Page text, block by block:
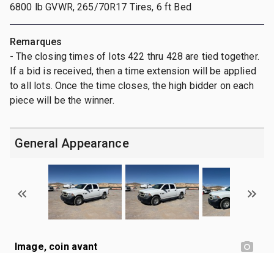
6800 lb GVWR, 265/70R17 Tires, 6 ft Bed
Remarques
- The closing times of lots 422 thru 428 are tied together.
If a bid is received, then a time extension will be applied
to all lots. Once the time closes, the high bidder on each
piece will be the winner.
General Appearance
Image, coin avant